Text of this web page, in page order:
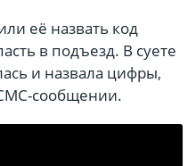
её назвать код
в подъезд. В суете
и назвала цифры,
сообщении.